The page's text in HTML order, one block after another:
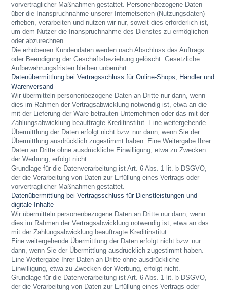
vorvertraglicher Maßnahmen gestattet. Personenbezogene Daten
über die Inanspruchnahme unserer Internetseiten (Nutzungsdaten)
erheben, verarbeiten und nutzen wir nur, soweit dies erforderlich ist,
um dem Nutzer die Inanspruchnahme des Dienstes zu ermöglichen
oder abzurechnen.
Die erhobenen Kundendaten werden nach Abschluss des Auftrags
oder Beendigung der Geschäftsbeziehung gelöscht. Gesetzliche
Aufbewahrungsfristen bleiben unberührt.
Datenübermittlung bei Vertragsschluss für Online-Shops, Händler und
Warenversand
Wir übermitteln personenbezogene Daten an Dritte nur dann, wenn
dies im Rahmen der Vertragsabwicklung notwendig ist, etwa an die
mit der Lieferung der Ware betrauten Unternehmen oder das mit der
Zahlungsabwicklung beauftragte Kreditinstitut. Eine weitergehende
Übermittlung der Daten erfolgt nicht bzw. nur dann, wenn Sie der
Übermittlung ausdrücklich zugestimmt haben. Eine Weitergabe Ihrer
Daten an Dritte ohne ausdrückliche Einwilligung, etwa zu Zwecken
der Werbung, erfolgt nicht.
Grundlage für die Datenverarbeitung ist Art. 6 Abs. 1 lit. b DSGVO,
der die Verarbeitung von Daten zur Erfüllung eines Vertrags oder
vorvertraglicher Maßnahmen gestattet.
Datenübermittlung bei Vertragsschluss für Dienstleistungen und
digitale Inhalte
Wir übermitteln personenbezogene Daten an Dritte nur dann, wenn
dies im Rahmen der Vertragsabwicklung notwendig ist, etwa an das
mit der Zahlungsabwicklung beauftragte Kreditinstitut.
Eine weitergehende Übermittlung der Daten erfolgt nicht bzw. nur
dann, wenn Sie der Übermittlung ausdrücklich zugestimmt haben.
Eine Weitergabe Ihrer Daten an Dritte ohne ausdrückliche
Einwilligung, etwa zu Zwecken der Werbung, erfolgt nicht.
Grundlage für die Datenverarbeitung ist Art. 6 Abs. 1 lit. b DSGVO,
der die Verarbeitung von Daten zur Erfüllung eines Vertrags oder